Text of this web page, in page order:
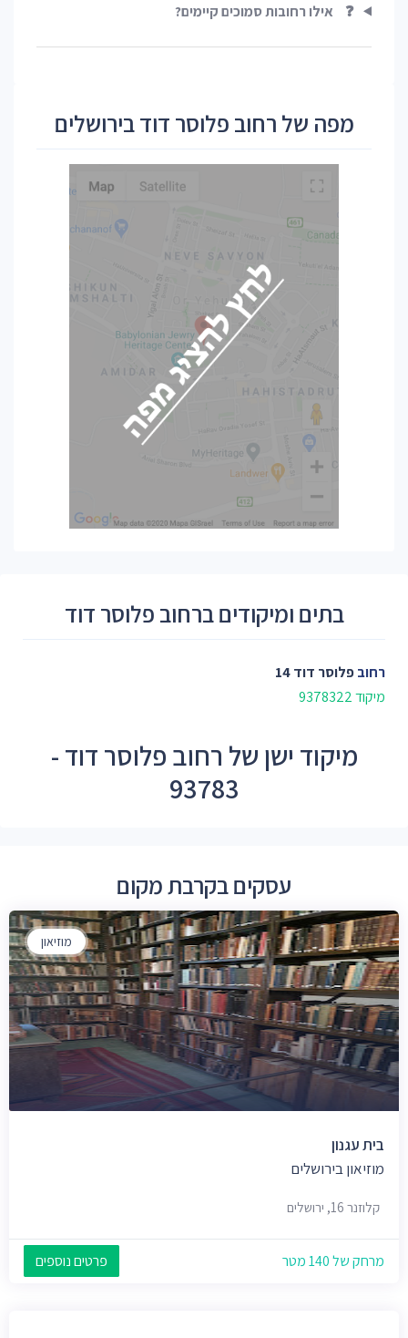
❓ אילו רחובות סמוכים קיימים?
מפה של רחוב פלוסר דוד בירושלים
בתים ומיקודים ברחוב פלוסר דוד
רחובפלוסר דוד 14
מיקוד 9378322
מיקוד ישן של רחוב פלוסר דוד -
93783
עסקים בקרבת מקום
מוזיאון
בית עגנון
מוזיאון בירושלים
קלוזנר 16, ירושלים
מרחק של 140 מטר פרטים נוספים